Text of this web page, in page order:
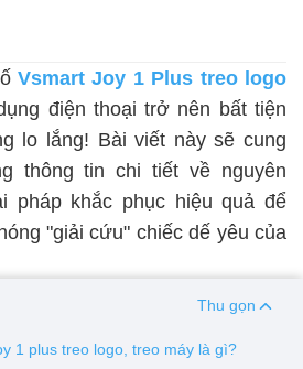
Màn hình Google Pixel
Pin Samsumg Pin Oppo Pin Xiaomi
Vỏ Vivo
Vsmart Joy 1 Plus treo logo
điện thoại trở nên bất tiện
lo lắng! Bài viết này sẽ cung
thông tin chi tiết về nguyên
pháp khắc phục hiệu quả để
"giải cứu" chiếc dế yêu của
Thu gọn
1 plus treo logo, treo máy là gì?